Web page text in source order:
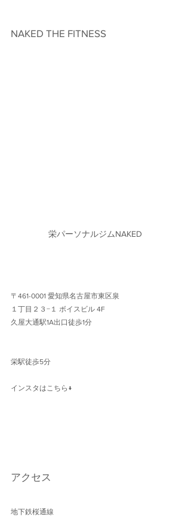
NAKED THE FITNESS
栄パーソナルジムNAKED
〒461-0001 愛知県名古屋市東区泉
１丁目２３−１ ボイスビル 4F
久屋大通駅1A出口徒歩1分
栄駅徒歩5分
インスタはこちら↓
アクセス
地下鉄桜通線